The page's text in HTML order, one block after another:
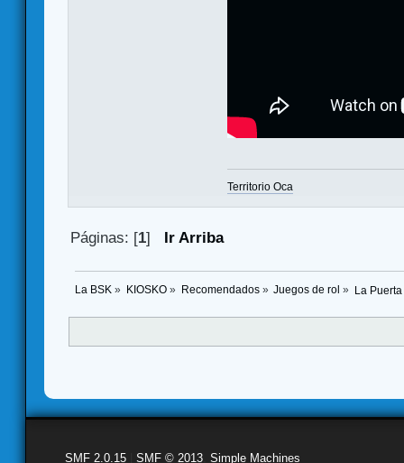
Territorio Oca
Páginas: [1] Ir Arriba
La BSK » KIOSKO» Recomendados» Juegos de rol » La
SMF 2.0.15 SMF © 2013 Simple Machines